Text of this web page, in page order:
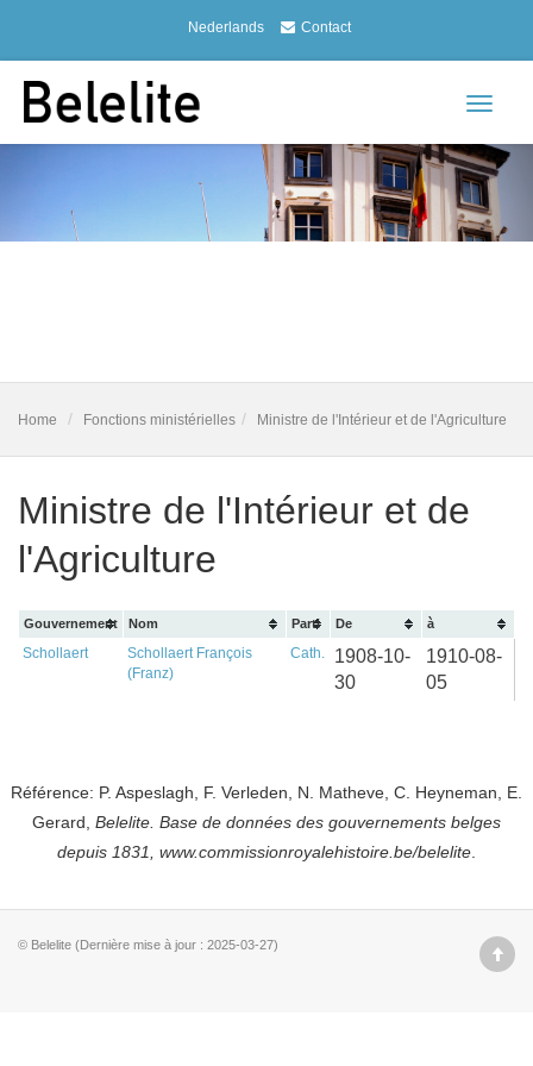
Nederlands Contact
Toggle
Home Fonctions ministérielles Ministre de l'Intérieur et de l'Agriculture
Ministre de l'Intérieur et de
l'Agriculture
Gouvernement Nom Parti De à
Schollaert
Schollaert François
(Franz)
Cath.
1908-10-
30
1910-08-
05
Référence: P. Aspeslagh, F. Verleden, N. Matheve, C. Heyneman, E.
Gerard, Belelite. Base de données des gouvernements belges
depuis 1831, www.commissionroyalehistoire.be/belelite
© Belelite (Dernière mise à jour : 2025-03-27)